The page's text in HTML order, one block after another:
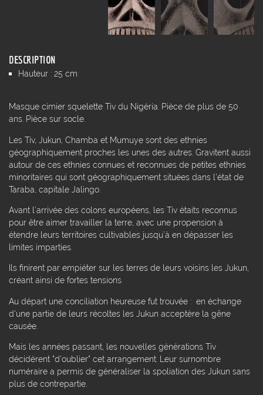
DESCRIPTION
Hauteur : 25 cm
Masque cimier squelette Tiv du Nigéria. Pièce de plus de 50
ans. Pièce sur socle.
Les Tiv, Jukun, Chamba et Mumuye sont des ethnies
géographiquement proches les unes des autres. Gravitent aussi
autour de ces ethnies connues et reconnues de petites ethnies
minoritaires qui sont géographiquement situées dans l'état de
Taraba, capitale Jalingo.
Avant l’arrivée des colons européens, les Tiv étaits reconnus
pour être aimer travailler la terre, avec une propension à
étendre leurs territoires cultivables jusqu’à en dépasser les
limites imparties.
Ils finirent par empiéter sur les terres de leurs voisins les Jukun,
créant ainsi de fortes tensions.
Au départ une conciliation heureuse fut trouvée : en échange
d'une partie de leurs récoltes les Jukun acceptère la gêne
causée.
Mais les années passant, les nouvelles générations Tiv
décidèrent "d'oublier" cet arrangement. Leur surnombre
numéraire a permis de généraliser la spoliation des Jukun sans
plus de contrepartie.